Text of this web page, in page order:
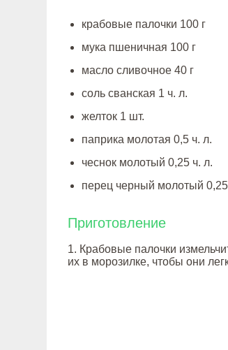
крабовые палочки 100 г
мука пшеничная 100 г
масло сливочное 40 г
соль сванская 1 ч. л.
желток 1 шт.
паприка молотая 0,5 ч. л.
чеснок молотый 0,25 ч. л.
перец черный молотый 0,25
Приготовление
1. Крабовые палочки
их в морозилке, чтобы они